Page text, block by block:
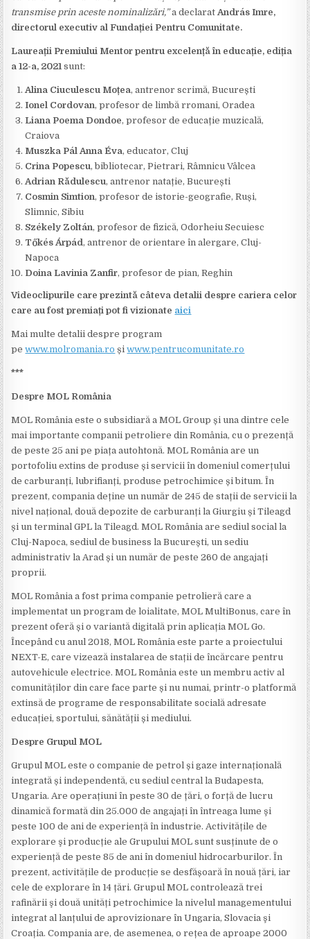
transmise prin aceste nominalizări,”a declaratAndrás Imre,
directorul executiv al Fundației Pentru Comunitate.
Laureații Premiului Mentor pentru excelență în educație, ediția
a 12-a, 2021 sunt:
Alina Ciuculescu Moțea, antrenor scrimă, București
Ionel Cordovan, profesor de limbă rromani, Oradea
Liana Poema Dondoe, profesor de educație muzicală,
Craiova
Muszka Pál Anna Éva, educator, Cluj
Crina Popescu, bibliotecar, Pietrari, Râmnicu Vâlcea
Adrian Rădulescu, antrenor natație, București
Cosmin Simtion, profesor de istorie-geografie, Ruși,
Slimnic, Sibiu
Székely Zoltán, profesor de fizică, Odorheiu Secuiesc
Tőkés Árpád, antrenor de orientare în alergare, Cluj-
Napoca
Doina Lavinia Zanfir, profesor de pian, Reghin
Videoclipurile care prezintă câteva detalii despre cariera celor
care au fost premiați pot fi vizionate aici
Mai multe detalii despre program
pewww.molromania.ro șiwww.pentrucomunitate.ro
***
Despre MOL România
MOL România este o subsidiară a MOL Group și una dintre cele
mai importante companii petroliere din România, cu o prezență
de peste 25 ani pe piața autohtonă. MOL România are un
portofoliu extins de produse și servicii în domeniul comerțului
de carburanți, lubrifianți, produse petrochimice și bitum. În
prezent, compania deține un număr de 245 de stații de servicii la
nivel național, două depozite de carburanți la Giurgiu și Tileagd
și un terminal GPL la Tileagd. MOL România are sediul social la
Cluj-Napoca, sediul de business la București, un sediu
administrativ la Arad și un număr de peste 260 de angajați
proprii.
MOL România a fost prima companie petrolieră care a
implementat un program de loialitate, MOL MultiBonus, care în
prezent oferă și o variantă digitală prin aplicația MOL Go.
Începând cu anul 2018, MOL România este parte a proiectului
NEXT-E, care vizează instalarea de stații de încărcare pentru
autovehicule electrice. MOL România este un membru activ al
comunităților din care face parte și nu numai, printr-o platformă
extinsă de programe de responsabilitate socială adresate
educației, sportului, sănătății și mediului.
Despre Grupul MOL
Grupul MOL este o companie de petrol și gaze internațională
integrată și independentă, cu sediul central la Budapesta,
Ungaria. Are operațiuni în peste 30 de țări, o forță de lucru
dinamică formată din 25.000 de angajați în întreaga lume şi
peste 100 de ani de experiență în industrie. Activitățile de
explorare şi producție ale Grupului MOL sunt susținute de o
experiență de peste 85 de ani în domeniul hidrocarburilor. În
prezent, activitățile de producție se desfășoară în nouă țări, iar
cele de explorare în 14 țări. Grupul MOL controlează trei
rafinării şi două unități petrochimice la nivelul managementului
integrat al lanțului de aprovizionare în Ungaria, Slovacia şi
Croația. Compania are, de asemenea, o rețea de aproape 2000